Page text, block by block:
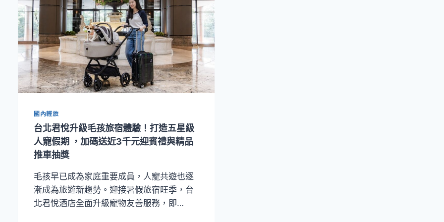
國內輕旅
台北君悅升級毛孩旅宿體驗！打造五星級
人寵假期 ，加碼送近3千元迎賓禮與精品
推車抽獎
毛孩早已成為家庭重要成員，人寵共遊也逐
漸成為旅遊新趨勢。迎接暑假旅宿旺季，台
北君悅酒店全面升級寵物友善服務，即…